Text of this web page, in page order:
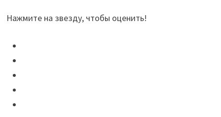
Нажмите на звезду, чтобы оценить!